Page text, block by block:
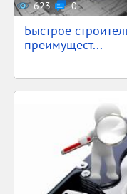
623 0
Быстрое
преимущест...